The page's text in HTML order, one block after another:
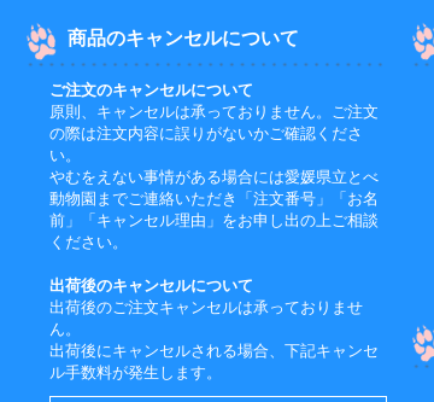
商品のキャンセルについて
ご注文のキャンセルについて
原則、キャンセルは承っておりません。ご注文
の際は注文内容に誤りがないかご確認くださ
い。
やむをえない事情がある場合には愛媛県立とべ
動物園までご連絡いただき「注文番号」「お名
前」「キャンセル理由」をお申し出の上ご相談
ください。
出荷後のキャンセルについて
出荷後のご注文キャンセルは承っておりませ
ん。
出荷後にキャンセルされる場合、下記キャンセ
ル手数料が発生します。